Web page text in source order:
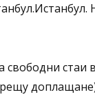
свободни